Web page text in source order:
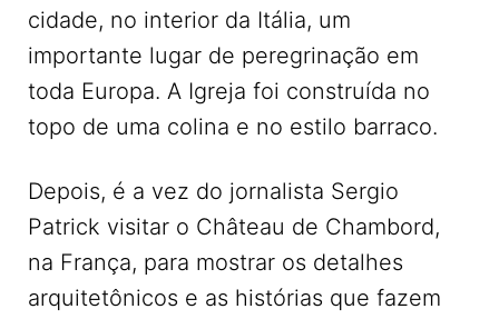
cidade, no interior da Itália, um
importante lugar de peregrinação em
toda Europa. A Igreja foi construída no
topo de uma colina e no estilo barraco.
Depois, é a vez do jornalista Sergio
Patrick visitar o Château de Chambord,
na França, para mostrar os detalhes
arquitetônicos e as histórias que fazem